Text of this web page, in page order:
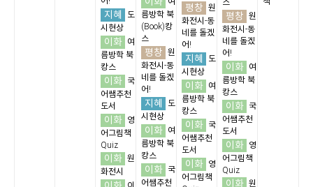
지혜
도
시현상
이화
여
름방학 북
캉스
이화
국
어쌤추천
도서
이화
영
어그림책
Quiz
이화 원
화전시
름방학 북
(Book)캉
스
평창 원
화전시-동
네를 돌겠
어!
지혜
도
시현상
이화
여
름방학 북
캉스
이화
국
어쌤추천
평창 원
화전시-동
네를 돌겠
어!
지혜
도
시현상
이화
여
름방학 북
캉스
이화
국
어쌤추천
도서
이화
영
어그림책
스
평창 원
화전시-동
네를 돌겠
어!
이화
여
름방학 북
캉스
이화
국
어쌤추천
도서
이화
영
어그림책
Quiz
이화 원